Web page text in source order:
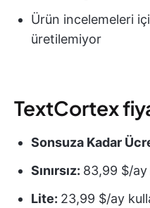
Ürün incelemeleri
üretilemiyor
TextCortex
Sonsuza Kadar
Sınırsız: 83,99 $/ay
Lite: 23,99 $/ay